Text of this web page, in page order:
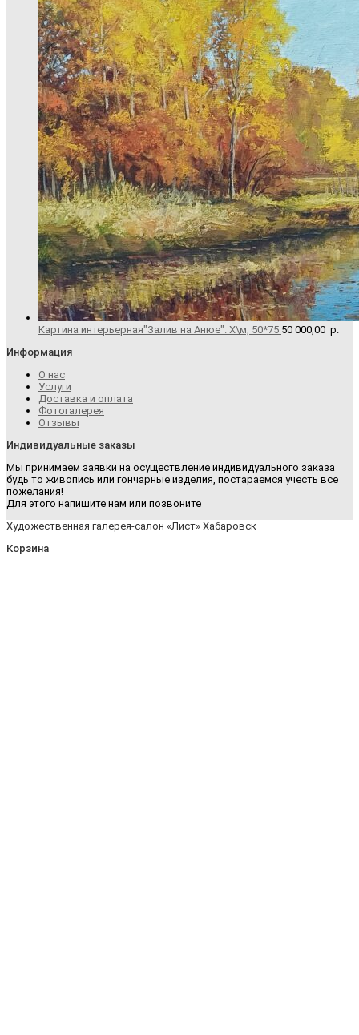
Картина интерьерная"Залив на Анюе". Х\м, 50*75 50 000,00 р.
Информация
О нас
Услуги
Доставка и оплата
Фотогалерея
Отзывы
Индивидуальные заказы
Мы принимаем заявки на осуществление индивидуального заказа
будь то живопись или гончарные изделия, постараемся учесть все
пожелания!
Для этого напишите нам или позвоните
Художественная галерея-салон «Лист» Хабаровск
Корзина